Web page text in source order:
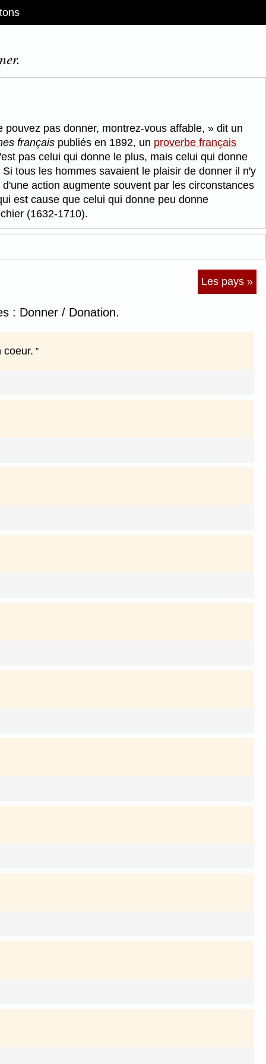
pas donner, montrez-vous affable,
dit un
français publiés en 1892, un proverbe français
pas celui qui donne le plus, mais celui qui donne
Si tous les hommes savaient le plaisir de donner il n'y
action augmente souvent par les circonstances
est cause que celui qui donne peu donne
(1632-1710).
Les pays »
: Donner / Donation.
coeur.